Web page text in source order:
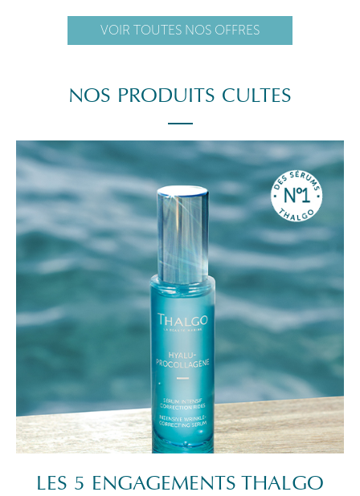
VOIR TOUTES NOS OFFRES
NOS PRODUITS CULTES
LES 5 ENGAGEMENTS THALGO